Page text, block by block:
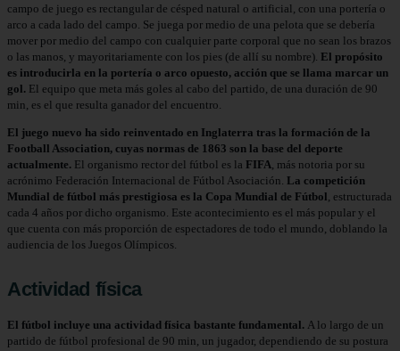
campo de juego es rectangular de césped natural o artificial, con una portería o
arco a cada lado del campo. Se juega por medio de una pelota que se debería
mover por medio del campo con cualquier parte corporal que no sean los brazos
o las manos, y mayoritariamente con los pies (de allí su nombre). El propósito
es introducirla en la portería o arco opuesto, acción que se llama marcar un
gol. El equipo que meta más goles al cabo del partido, de una duración de 90
min, es el que resulta ganador del encuentro.
El juego nuevo ha sido reinventado en Inglaterra tras la formación de la
Football Association, cuyas normas de 1863 son la base del deporte
actualmente. El organismo rector del fútbol es la FIFA , más notoria por su
acrónimo Federación Internacional de Fútbol Asociación. La competición
Mundial de fútbol más prestigiosa es la Copa Mundial de Fútbol , estructurada
cada 4 años por dicho organismo. Este acontecimiento es el más popular y el
que cuenta con más proporción de espectadores de todo el mundo, doblando la
audiencia de los Juegos Olímpicos.​
Actividad física
El fútbol incluye una actividad física bastante fundamental. A lo largo de un
partido de fútbol profesional de 90 min, un jugador, dependiendo de su postura